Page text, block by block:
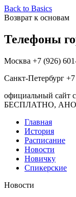
Back to Basics
Возврат к основам
Телефоны
Москва +7 (926)
Санкт-Петербург
официальный сайт
БЕСПЛАТНО,
Главная
История
Расписание
Новости
Новичку
Спикерские
Новости